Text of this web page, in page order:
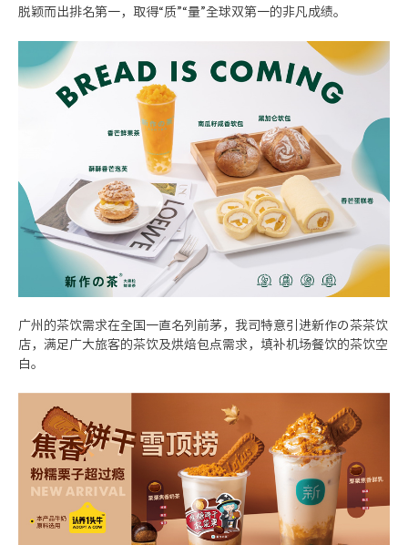
脱颖而出排名第一，取得“质”“量”全球双第一的非凡成绩。
广州的茶饮需求在全国一直名列前茅，我司特意引进新作の茶茶饮
店，满足广大旅客的茶饮及烘焙包点需求，填补机场餐饮的茶饮空
白。